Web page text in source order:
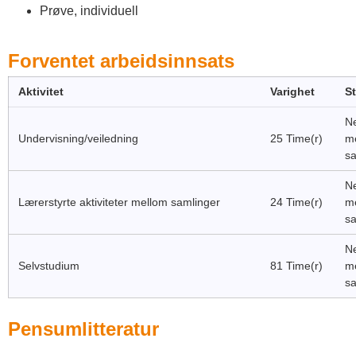
Prøve, individuell
Forventet arbeidsinnsats
Aktivitet Varighet
Undervisning/veiledning 25 Time(r)
Lærerstyrte aktiviteter mellom samlinger 24 Time(r)
Selvstudium 81 Time(r)
Pensumlitteratur